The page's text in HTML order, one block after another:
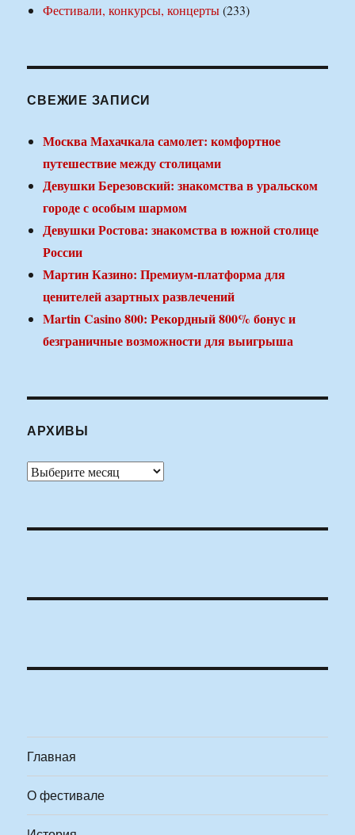
Фестивали, конкурсы, концерты(233)
СВЕЖИЕ ЗАПИСИ
Москва Махачкала самолет: комфортное
путешествие между столицами
Девушки Березовский: знакомства в уральском
городе с особым шармом
Девушки Ростова: знакомства в южной столице
России
Мартин Казино: Премиум-платформа для
ценителей азартных развлечений
Martin Casino 800: Рекордный 800% бонус и
безграничные возможности для выигрыша
АРХИВЫ
Архивы
Главная
О фестивале